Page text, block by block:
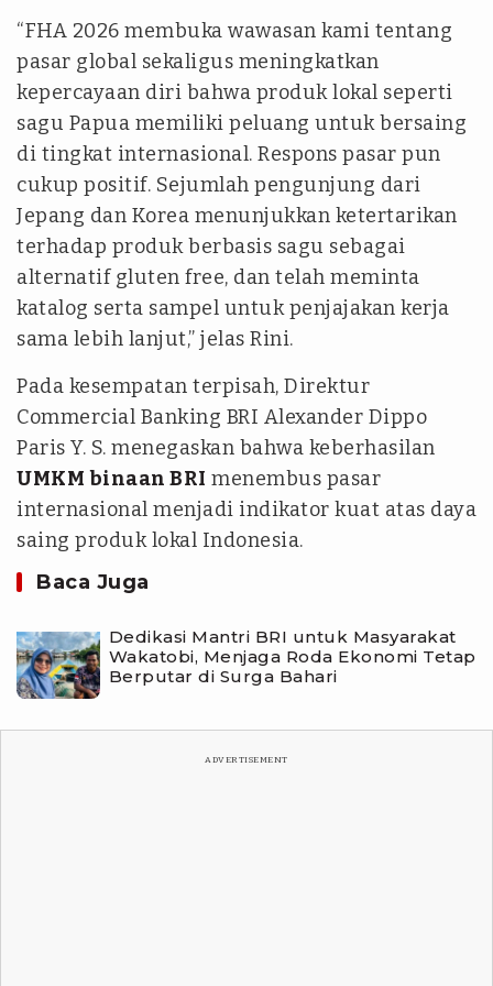
“FHA 2026 membuka wawasan kami tentang
pasar global sekaligus meningkatkan
kepercayaan diri bahwa produk lokal seperti
sagu Papua memiliki peluang untuk bersaing
di tingkat internasional. Respons pasar pun
cukup positif. Sejumlah pengunjung dari
Jepang dan Korea menunjukkan ketertarikan
terhadap produk berbasis sagu sebagai
alternatif gluten free, dan telah meminta
katalog serta sampel untuk penjajakan kerja
sama lebih lanjut,” jelas Rini.
Pada kesempatan terpisah, Direktur
Commercial Banking BRI Alexander Dippo
Paris Y. S. menegaskan bahwa keberhasilan
UMKM binaan BRI menembus pasar
internasional menjadi indikator kuat atas daya
saing produk lokal Indonesia.
Baca Juga
Dedikasi Mantri BRI untuk Masyarakat
Wakatobi, Menjaga Roda Ekonomi Tetap
Berputar di Surga Bahari
ADVERTISEMENT